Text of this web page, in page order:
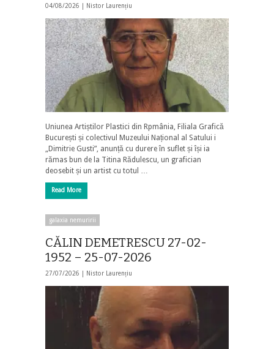
04/08/2026 | Nistor Laurențiu
Uniunea Artiștilor Plastici din Rpmânia, Filiala Grafică
București și colectivul Muzeului Național al Satului i
„Dimitrie Gusti”, anunță cu durere în suflet și își ia
rămas bun de la Titina Rădulescu, un grafician
deosebit și un artist cu totul …
Read More
galaxia nemuririi
CĂLIN DEMETRESCU 27-02-
1952 – 25-07-2026
27/07/2026 | Nistor Laurențiu